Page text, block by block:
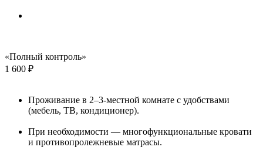
«Полный контроль»
1 600 ₽
Проживание в 2–3-местной комнате с удобствами
(мебель, ТВ, кондиционер).
При необходимости — многофункциональные кровати
и противопролежневые матрасы.